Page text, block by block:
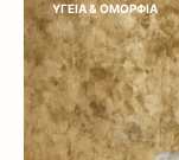
ΥΓΕΙΑ & ΟΜΟΡΦΙΑ